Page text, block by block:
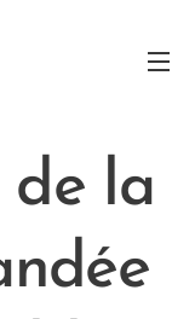
de la